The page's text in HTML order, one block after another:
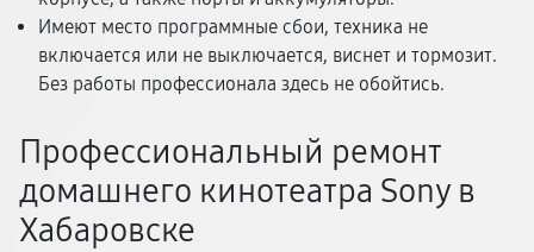
Имеют место программные сбои, техника не
включается или не выключается, виснет и тормозит.
Без работы профессионала здесь не обойтись.
Профессиональный ремонт
домашнего кинотеатра Sony в
Хабаровске